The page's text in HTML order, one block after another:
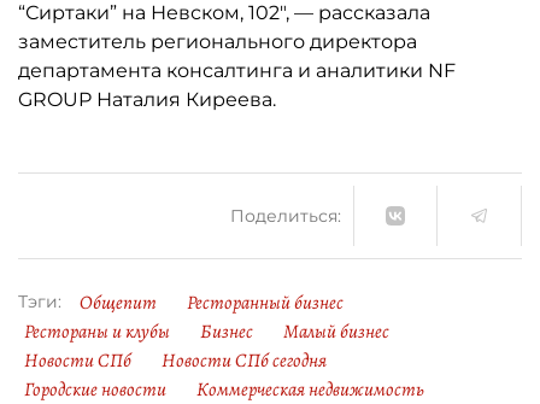
“Сиртаки” на Невском, 102", — рассказала
заместитель регионального директора
департамента консалтинга и аналитики NF
GROUP Наталия Киреева.
Поделиться:
Тэги: Общепит
Ресторанный бизнес
Рестораны и клубы
Бизнес
Малый бизнес
Новости СПб
Новости СПб сегодня
Городские новости
Коммерческая недвижимость